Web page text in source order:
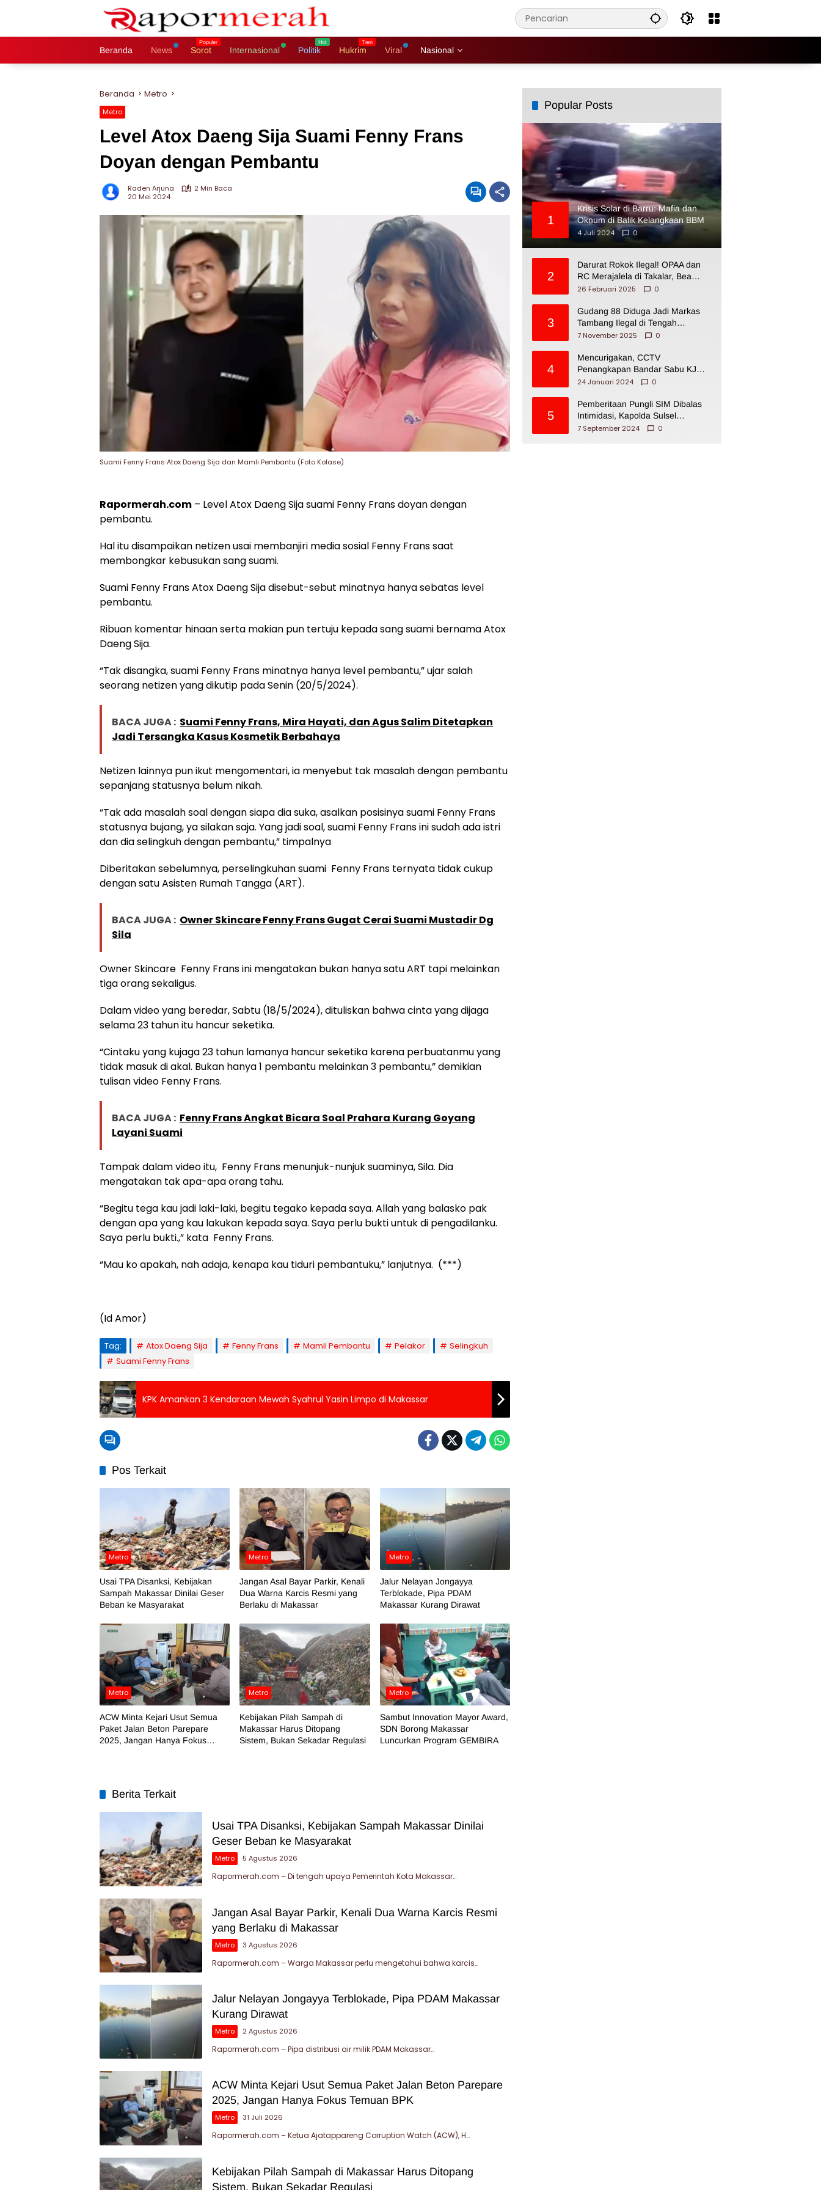
Beranda News Sorot Internasional Politik Hukrim Viral Nasional
Beranda Metro
Metro
Level Atox Daeng Sija Suami Fenny Frans
Doyan dengan Pembantu
Raden Arjuna
2 Min Baca
20 Mei 2024
Suami Fenny Frans Atox Daeng Sija dan Mamli Pembantu (Foto Kolase)
Rapormerah.com – Level Atox Daeng Sija suami Fenny Frans doyan dengan
pembantu.
Hal itu disampaikan netizen usai membanjiri media sosial Fenny Frans saat
membongkar kebusukan sang suami.
Suami Fenny Frans Atox Daeng Sija disebut-sebut minatnya hanya sebatas level
pembantu.
Ribuan komentar hinaan serta makian pun tertuju kepada sang suami bernama Atox
Daeng Sija.
“Tak disangka, suami Fenny Frans minatnya hanya level pembantu,” ujar salah
seorang netizen yang dikutip pada Senin (20/5/2024).
BACA JUGA : Suami Fenny Frans, Mira Hayati, dan Agus Salim Ditetapkan
Jadi Tersangka Kasus Kosmetik Berbahaya
Netizen lainnya pun ikut mengomentari, ia menyebut tak masalah dengan pembantu
sepanjang statusnya belum nikah.
“Tak ada masalah soal dengan siapa dia suka, asalkan posisinya suami Fenny Frans
statusnya bujang, ya silakan saja. Yang jadi soal, suami Fenny Frans ini sudah ada istri
dan dia selingkuh dengan pembantu,” timpalnya
Diberitakan sebelumnya, perselingkuhan suami Fenny Frans ternyata tidak cukup
dengan satu Asisten Rumah Tangga (ART).
BACA JUGA : Owner Skincare Fenny Frans Gugat Cerai Suami Mustadir Dg
Sila
Owner Skincare Fenny Frans ini mengatakan bukan hanya satu ART tapi melainkan
tiga orang sekaligus.
Dalam video yang beredar, Sabtu (18/5/2024), dituliskan bahwa cinta yang dijaga
selama 23 tahun itu hancur seketika.
“Cintaku yang kujaga 23 tahun lamanya hancur seketika karena perbuatanmu yang
tidak masuk di akal. Bukan hanya 1 pembantu melainkan 3 pembantu,” demikian
tulisan video Fenny Frans.
BACA JUGA : Fenny Frans Angkat Bicara Soal Prahara Kurang Goyang
Layani Suami
Tampak dalam video itu, Fenny Frans menunjuk-nunjuk suaminya, Sila. Dia
mengatakan tak apa-apa orang tahu.
“Begitu tega kau jadi laki-laki, begitu tegako kepada saya. Allah yang balasko pak
dengan apa yang kau lakukan kepada saya. Saya perlu bukti untuk di pengadilanku.
Saya perlu bukti.,” kata Fenny Frans.
“Mau ko apakah, nah adaja, kenapa kau tiduri pembantuku,” lanjutnya. (***)
(Id Amor)
Tag: Atox Daeng Sija Fenny Frans Mamli Pembantu Pelakor
Selingkuh
Suami Fenny Frans
KPK Amankan 3 Kendaraan Mewah Syahrul Yasin Limpo di Makassar
Pos Terkait
Metro
Usai TPA Disanksi, Kebijakan
Sampah Makassar Dinilai Geser
Beban ke Masyarakat
Metro
Jangan Asal Bayar Parkir, Kenali
Dua Warna Karcis Resmi yang
Berlaku di Makassar
Metro
Jalur Nelayan Jongayya
Terblokade, Pipa PDAM
Makassar Kurang Dirawat
Metro
ACW Minta Kejari Usut Semua
Paket Jalan Beton Parepare
2025, Jangan Hanya Fokus
Metro
Kebijakan Pilah Sampah di
Makassar Harus Ditopang
Sistem, Bukan Sekadar Regulasi
Metro
Sambut Innovation Mayor Award,
SDN Borong Makassar
Luncurkan Program GEMBIRA
Berita Terkait
Usai TPA Disanksi, Kebijakan Sampah Makassar Dinilai
Geser Beban ke Masyarakat
Metro 5 Agustus 2026
Rapormerah.com – Di tengah upaya Pemerintah Kota Makassar…
Jangan Asal Bayar Parkir, Kenali Dua Warna Karcis Resmi
yang Berlaku di Makassar
Metro 3 Agustus 2026
Rapormerah.com – Warga Makassar perlu mengetahui bahwa karcis…
Jalur Nelayan Jongayya Terblokade, Pipa PDAM Makassar
Kurang Dirawat
Metro 2 Agustus 2026
Rapormerah.com – Pipa distribusi air milik PDAM Makassar…
ACW Minta Kejari Usut Semua Paket Jalan Beton Parepare
2025, Jangan Hanya Fokus Temuan BPK
Metro 31 Juli 2026
Rapormerah.com – Ketua Ajatappareng Corruption Watch (ACW), H…
Kebijakan Pilah Sampah di Makassar Harus Ditopang
Sistem, Bukan Sekadar Regulasi
Popular Posts
1
Krisis Solar di Barru: Mafia dan
Oknum di Balik Kelangkaan BBM
4 Juli 2024
0
2
Darurat Rokok Ilegal! OPAA dan
RC Merajalela di Takalar, Bea
Cukai Impoten
26 Februari 2025 0
3
Gudang 88 Diduga Jadi Markas
Tambang Ilegal di Tengah
Permukiman Warga Makassar
7 November 2025 0
4
Mencurigakan, CCTV
Penangkapan Bandar Sabu KJ
Disita Oknum BNNP Sulsel
24 Januari 2024 0
5
Pemberitaan Pungli SIM Dibalas
Intimidasi, Kapolda Sulsel
Dikecam PJI Sulsel
7 September 2024 0